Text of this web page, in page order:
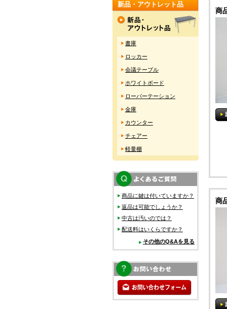
商
商
新品・アウトレット品
書庫
ロッカー
会議テーブル
ホワイトボード
ローパーテーション
金庫
カウンター
チェアー
軽量棚
商品に鍵は付いていますか？
返品は可能でしょうか？
中古は汚いのでは？
配送料はいくらですか？
その他のQ&Aを見る